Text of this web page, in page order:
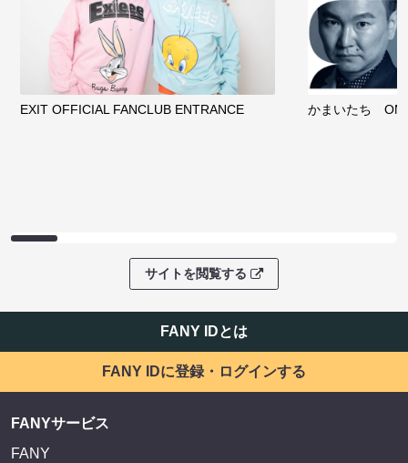
EXIT OFFICIAL FANCLUB ENTRANCE かまいたち
サイトを閲覧する
FANY IDとは
FANY IDに登録・ログインする
FANYサービス
FANY